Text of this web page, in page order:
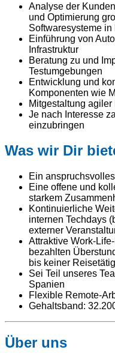
Analyse der
und Optimierung
Softwaresysteme
Einführung von
Infrastruktur
Beratung zu und
Testumgebungen
Entwicklung und
Komponenten wie
Mitgestaltung agiler
Je nach Interesse
einzubringen
Was wir Dir
Ein
Eine offene und
starkem
Kontinuierliche
internen Techdays
externer
Attraktive Work-
bezahlten
bis keiner
Sei Teil unseres
Spanien
Flexible Remote-
Gehaltsband:
Über uns